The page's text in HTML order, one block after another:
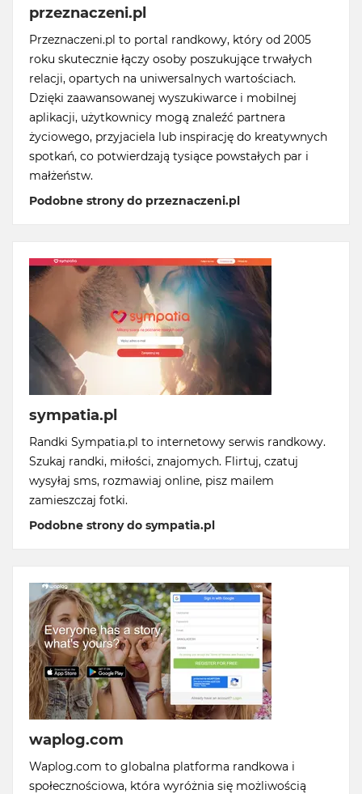
przeznaczeni.pl
Przeznaczeni.pl to portal randkowy, który od 2005
roku skutecznie łączy osoby poszukujące trwałych
relacji, opartych na uniwersalnych wartościach.
Dzięki zaawansowanej wyszukiwarce i mobilnej
aplikacji, użytkownicy mogą znaleźć partnera
życiowego, przyjaciela lub inspirację do kreatywnych
spotkań, co potwierdzają tysiące powstałych par i
małżeństw.
Podobne strony do przeznaczeni.pl
sympatia.pl
Randki Sympatia.pl to internetowy serwis randkowy.
Szukaj randki, miłości, znajomych. Flirtuj, czatuj
wysyłaj sms, rozmawiaj online, pisz mailem
zamieszczaj fotki.
Podobne strony do sympatia.pl
waplog.com
Waplog.com to globalna platforma randkowa i
społecznościowa, która wyróżnia się możliwością